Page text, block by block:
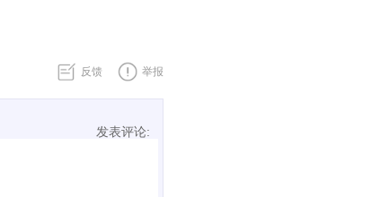
反馈 举报
发表评论: